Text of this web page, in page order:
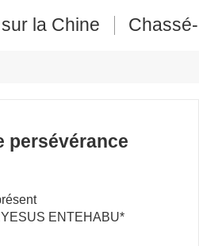
la Chine
persévérance
ENTEHABU*